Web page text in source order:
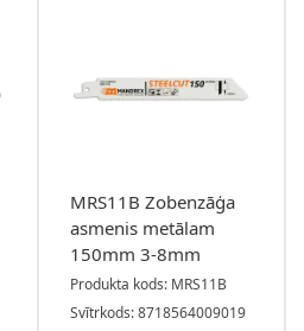
MRS11B Zobenzāģa
asmenis metālam
150mm 3-8mm
Produkta kods: MRS11B
Svītrkods: 8718564009019